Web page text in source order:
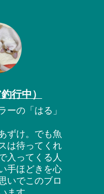
行中）
ーの「はる」
ずけ。でも魚
は待ってくれ
入ってくる人
手ほどきを心
いでこのブロ